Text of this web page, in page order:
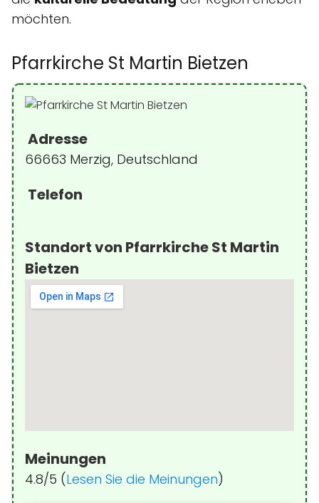
möchten.
Pfarrkirche St Martin Bietzen
Adresse
66663 Merzig, Deutschland
Telefon
Standort von Pfarrkirche St Martin
Bietzen
Meinungen
4.8/5 (Lesen Sie die Meinungen)